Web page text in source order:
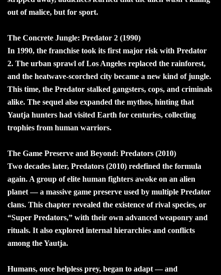
out of malice, but for sport.
The Concrete Jungle: Predator 2 (1990)
In 1990, the franchise took its first major risk with Predator
2. The urban sprawl of Los Angeles replaced the rainforest,
and the heatwave-scorched city became a new kind of jungle.
This time, the Predator stalked gangsters, cops, and criminals
alike. The sequel also expanded the mythos, hinting that
Yautja hunters had visited Earth for centuries, collecting
trophies from human warriors.
The Game Preserve and Beyond: Predators (2010)
Two decades later, Predators (2010) redefined the formula
again. A group of elite human fighters awoke on an alien
planet — a massive game preserve used by multiple Predator
clans. This chapter revealed the existence of rival species, or
“Super Predators,” with their own advanced weaponry and
rituals. It also explored internal hierarchies and conflicts
among the Yautja.
Humans, once helpless prey, began to adapt — and